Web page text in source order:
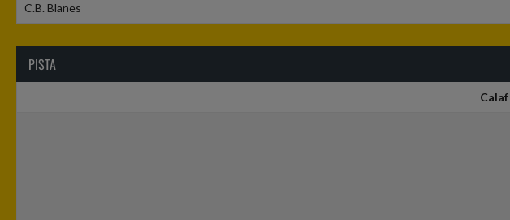
C.B. Blanes
PISTA